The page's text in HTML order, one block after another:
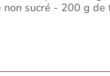
non sucré - 200 g